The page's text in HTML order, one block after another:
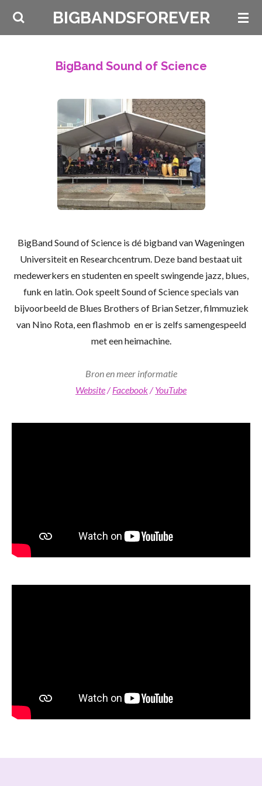
Ga
BIGBANDSFOREVER
BigBand Sound of Science
BigBand Sound of Science is dé bigband van Wageningen
Universiteit en Researchcentrum. Deze band bestaat uit
medewerkers en studenten en speelt swingende jazz, blues,
funk en latin. Ook speelt Sound of Science specials van
bijvoorbeeld de Blues Brothers of Brian Setzer, filmmuziek
van Nino Rota, een flashmob en er is zelfs samengespeeld
met een heimachine.
Bron en meer informatie
Website /Facebook /YouTube